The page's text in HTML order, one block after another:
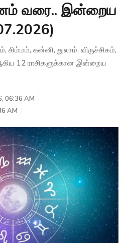
வரை.. இன்றைய
சிம்மம், கன்னி, துலாம், விருச்சிகம்,
12 ராசிகளுக்கான இன்றைய
06:36 AM
AM